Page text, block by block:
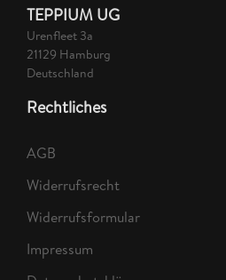
TEPPIUM UG
Urenfleet 3a
21129 Hamburg
Deutschland
Rechtliches
AGB
Widerrufsrecht
Widerrufsformular
Impressum